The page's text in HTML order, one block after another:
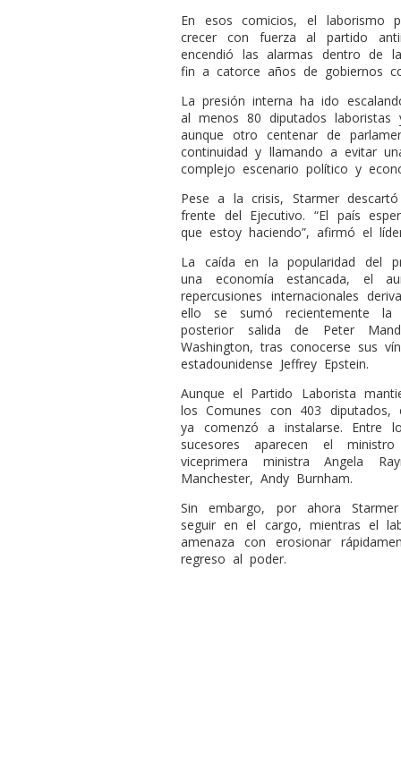
En esos comicios, el laborismo
crecer con fuerza al partido
encendió las alarmas dentro de
fin a catorce años de gobiernos
La presión interna ha ido
al menos 80 diputados laboristas
aunque otro centenar de
continuidad y llamando a evitar
complejo escenario político y
Pese a la crisis, Starmer
frente del Ejecutivo. “El país
que estoy haciendo”, afirmó el
La caída en la popularidad del
una economía estancada, el
repercusiones internacionales
ello se sumó recientemente
posterior salida de Peter
Washington, tras conocerse sus
estadounidense Jeffrey Epstein.
Aunque el Partido Laborista
los Comunes con 403
ya comenzó a instalarse. Entre
sucesores aparecen el
viceprimera ministraAngela
Manchester, Andy Burnham.
Sin embargo, por ahora
seguir en el cargo, mientras el
amenaza con erosionar
regreso al poder.